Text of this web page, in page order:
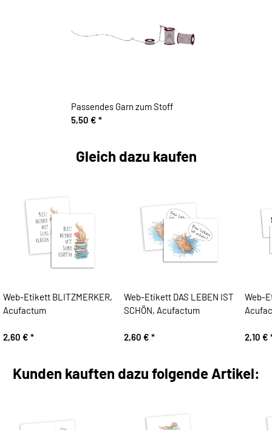
Passendes Garn zum Stoff
5,50 € *
Gleich dazu kaufen
Web-Etikett BLITZMERKER,
Acufactum
2,60 € *
Web-Etikett DAS LEBEN IST
SCHÖN, Acufactum
2,60 € *
Web-
2,10 €
Kunden kauften dazu folgende Artikel: